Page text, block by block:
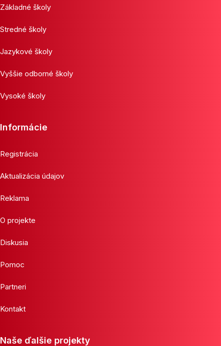
Základné školy
Stredné školy
Jazykové školy
Vyššie odborné školy
Vysoké školy
Informácie
Registrácia
Aktualizácia údajov
Reklama
O projekte
Diskusia
Pomoc
Partneri
Kontakt
Naše ďalšie projekty